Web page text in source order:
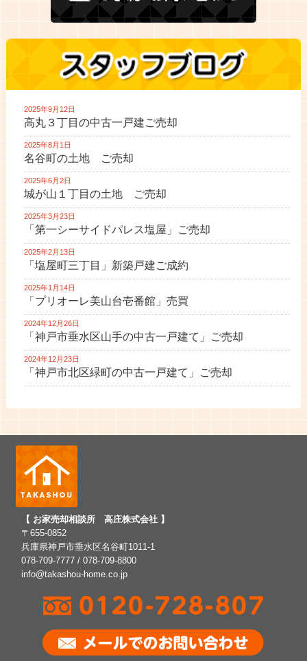
2025年9月12日
高丸３丁目の中古一戸建ご売却
2025年8月1日
名谷町の土地 ご売却
2025年6月2日
城が山１丁目の土地 ご売却
2025年3月23日
「第一シーサイドパレス塩屋」ご売却
2025年2月13日
「塩屋町三丁目」新築戸建ご成約
2025年1月14日
「プリオーレ美山台壱番館」売買
2024年12月26日
「神戸市垂水区山手の中古一戸建て」ご売却
2024年12月23日
「神戸市北区緑町の中古一戸建て」ご売却
【 お家売却相談所 高庄株式会社 】
〒655-0852
兵庫県神戸市垂水区名谷町1011-1
078-709-7777 / 078-709-8800
info@takashou-home.co.jp